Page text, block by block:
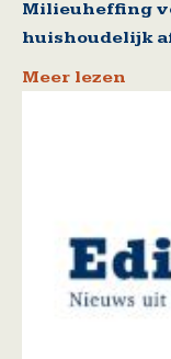
Milieuheffing
huishoudelijk
Meer lezen